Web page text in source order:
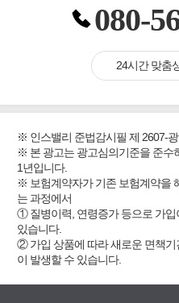
080-
24시간 맞춤
※ 인스밸리 준법감시필 제 2607-
※ 본 광고는 광고심의기준을 준수
1년입니다.
※ 보험계약자가 기존 보험계약을
는 과정에서
① 질병이력, 연령증가 등으로 가
있습니다.
② 가입 상품에 따라 새로운 면책기
이 발생할 수 있습니다.